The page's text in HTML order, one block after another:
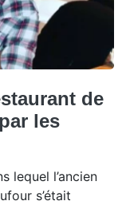
de
les
lequel l’ancien
s’était